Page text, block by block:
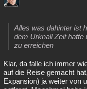
Alles was dahinter ist
dem Urknall Zeit hatte
zu erreichen
Klar, da falle ich immer
auf die Reise gemacht
Expansion) ja weiter von